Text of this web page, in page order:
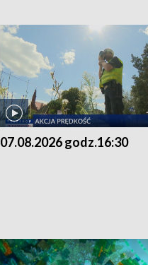
07.08.2026 godz.16:30